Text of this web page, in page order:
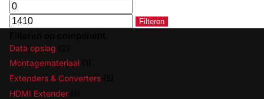
Filteren
Data opslag
Montagemateriaal
Extenders & Converters
HDMI Extender